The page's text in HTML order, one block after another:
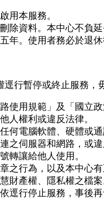
用本服務。
除資料。本中心不負
年。使用者務必於退
行暫停或終止服務，
使用規範」及「國立政
人權利或違反法律。
何電腦軟體、硬體或
之伺服器和網路，或
轉讓給他人使用。
之行為，以及本中心有
財產權、隱私權之檔案
逕行停止服務，事後再